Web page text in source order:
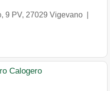
9 PV, 27029 Vigevano
Calogero